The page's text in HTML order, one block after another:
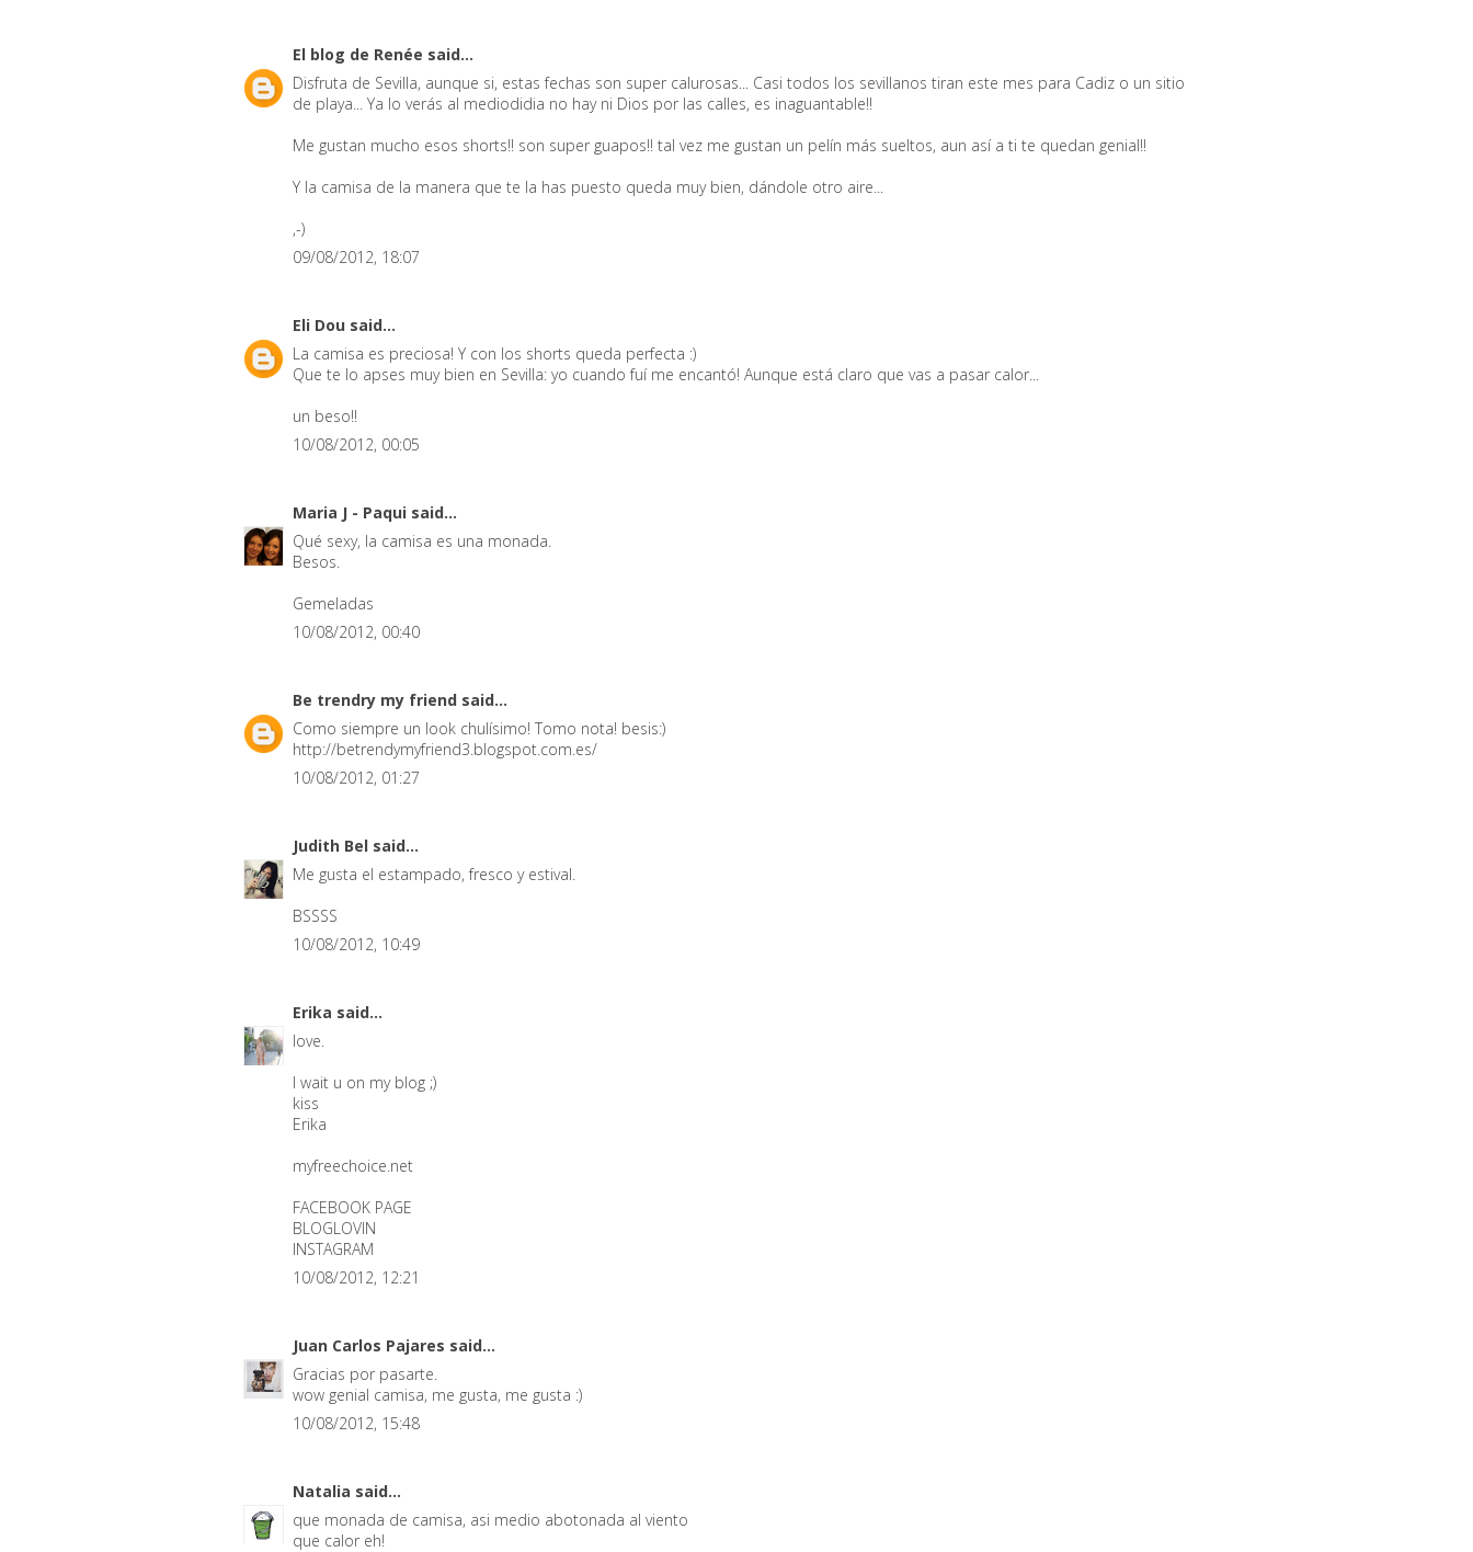
El blog de Renée said...
Disfruta de Sevilla, aunque si, estas fechas son super calurosas... Casi todos los sevillanos tiran este mes para Cadiz o un sitio
de playa... Ya lo verás al mediodidia no hay ni Dios por las calles, es inaguantable!!
Me gustan mucho esos shorts!! son super guapos!! tal vez me gustan un pelín más sueltos, aun así a ti te quedan genial!!
Y la camisa de la manera que te la has puesto queda muy bien, dándole otro aire...
,-)
09/08/2012, 18:07
Eli Dou said...
La camisa es preciosa! Y con los shorts queda perfecta :)
Que te lo apses muy bien en Sevilla: yo cuando fuí me encantó! Aunque está claro que vas a pasar calor...
un beso!!
10/08/2012, 00:05
Maria J - Paqui said...
Qué sexy, la camisa es una monada.
Besos.
Gemeladas
10/08/2012, 00:40
Be trendry my friend said...
Como siempre un look chulísimo! Tomo nota! besis:)
http://betrendymyfriend3.blogspot.com.es/
10/08/2012, 01:27
Judith Bel said...
Me gusta el estampado, fresco y estival.
BSSSS
10/08/2012, 10:49
Erika said...
love.
I wait u on my blog ;)
kiss
Erika
myfreechoice.net
FACEBOOK PAGE
BLOGLOVIN
INSTAGRAM
10/08/2012, 12:21
Juan Carlos Pajares said...
Gracias por pasarte.
wow genial camisa, me gusta, me gusta :)
10/08/2012, 15:48
Natalia said...
que monada de camisa, asi medio abotonada al viento
que calor eh!